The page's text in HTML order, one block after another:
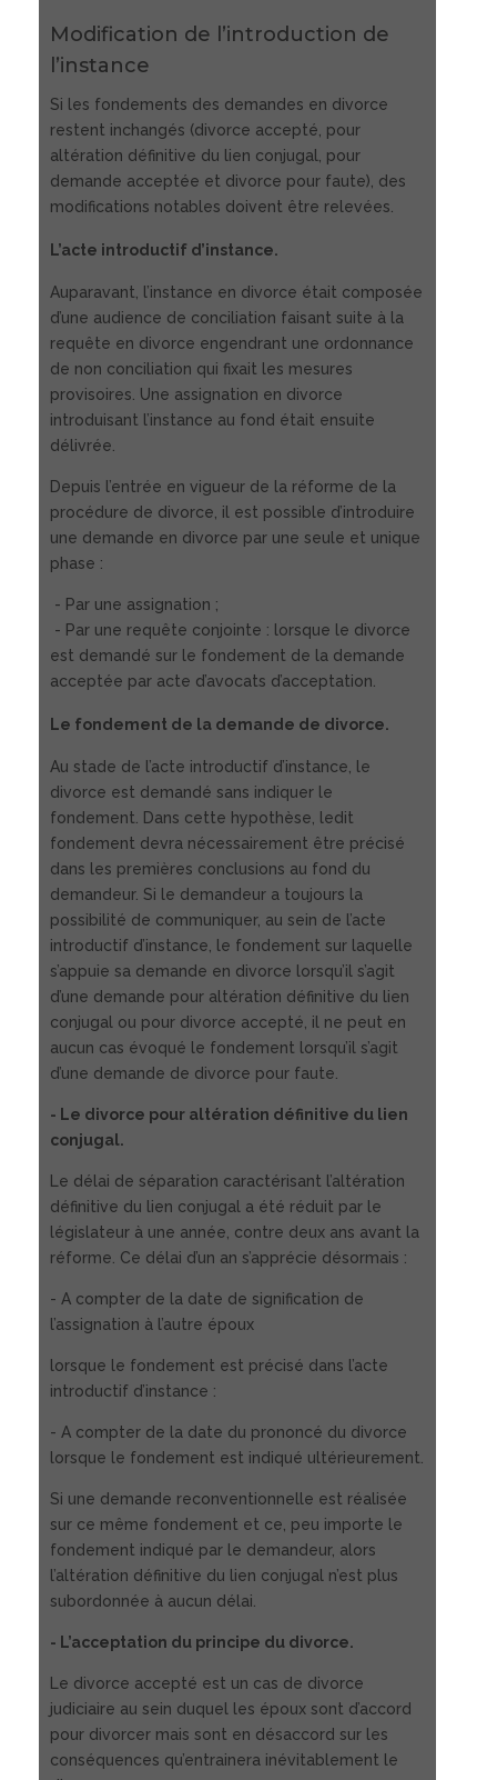
Modification de l’introduction de
l’instance
Si les fondements des demandes en divorce
restent inchangés (divorce accepté, pour
altération définitive du lien conjugal, pour
demande acceptée et divorce pour faute), des
modifications notables doivent être relevées.
L’acte introductif d’instance.
Auparavant, l’instance en divorce était composée
d’une audience de conciliation faisant suite à la
requête en divorce engendrant une ordonnance
de non conciliation qui fixait les mesures
provisoires. Une assignation en divorce
introduisant l’instance au fond était ensuite
délivrée.
Depuis l’entrée en vigueur de la réforme de la
procédure de divorce, il est possible d’introduire
une demande en divorce par une seule et unique
phase :
- Par une assignation ;
- Par une requête conjointe : lorsque le divorce
est demandé sur le fondement de la demande
acceptée par acte d’avocats d’acceptation.
Le fondement de la demande de divorce.
Au stade de l’acte introductif d’instance, le
divorce est demandé sans indiquer le
fondement. Dans cette hypothèse, ledit
fondement devra nécessairement être précisé
dans les premières conclusions au fond du
demandeur. Si le demandeur a toujours la
possibilité de communiquer, au sein de l’acte
introductif d’instance, le fondement sur laquelle
s’appuie sa demande en divorce lorsqu’il s’agit
d’une demande pour altération définitive du lien
conjugal ou pour divorce accepté, il ne peut en
aucun cas évoqué le fondement lorsqu’il s’agit
d’une demande de divorce pour faute.
- Le divorce pour altération définitive du lien
conjugal.
Le délai de séparation caractérisant l’altération
définitive du lien conjugal a été réduit par le
législateur à une année, contre deux ans avant la
réforme. Ce délai d’un an s’apprécie désormais :
- A compter de la date de signification de
l’assignation à l’autre époux
lorsque le fondement est précisé dans l’acte
introductif d’instance :
- A compter de la date du prononcé du divorce
lorsque le fondement est indiqué ultérieurement.
Si une demande reconventionnelle est réalisée
sur ce même fondement et ce, peu importe le
fondement indiqué par le demandeur, alors
l’altération définitive du lien conjugal n’est plus
subordonnée à aucun délai.
- L’acceptation du principe du divorce.
Le divorce accepté est un cas de divorce
judiciaire au sein duquel les époux sont d’accord
pour divorcer mais sont en désaccord sur les
conséquences qu’entrainera inévitablement le